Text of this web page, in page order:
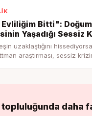
Bitti":
Yaşadığı Sessiz
uzaklaştığını
araştırması, sessiz
daha